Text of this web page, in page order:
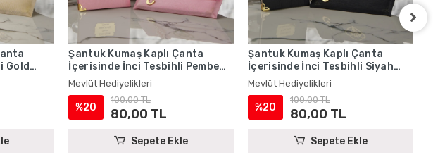
Gold
Seti
Şantuk Kumaş Kaplı Çanta
İçerisinde İnci Tesbihli Pembe
Renkli Şantuk Yasin Kitabı Seti
- Mevlüt Hediyelikleri
Mevlüt Hediyelikleri
%20
100,00 TL
80,00 TL
Sepete Ekle
Şantuk Kumaş Kaplı Çanta
İçerisinde İnci Tesbihli Siyah
Renkli Şantuk Yasin Kitabı Seti
- Mevlüt Hediyelikleri
Mevlüt Hediyelikleri
%20
100,00 TL
80,00 TL
Sepete Ekle